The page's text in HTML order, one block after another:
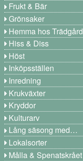
Frukt & Bär
Grönsaker
Hemma hos
Hiss & Diss
Höst
Inköpsställen
Inredning
Krukväxter
Kryddor
Kulturarv
Lång säsong med…
Lokalsorter
Målla & Spenatskrået